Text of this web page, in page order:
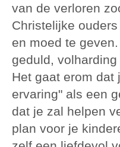
van de verloren
Christelijke
en moed te
geduld,
Het gaat erom dat
ervaring" als een
dat je zal helpen
plan voor je